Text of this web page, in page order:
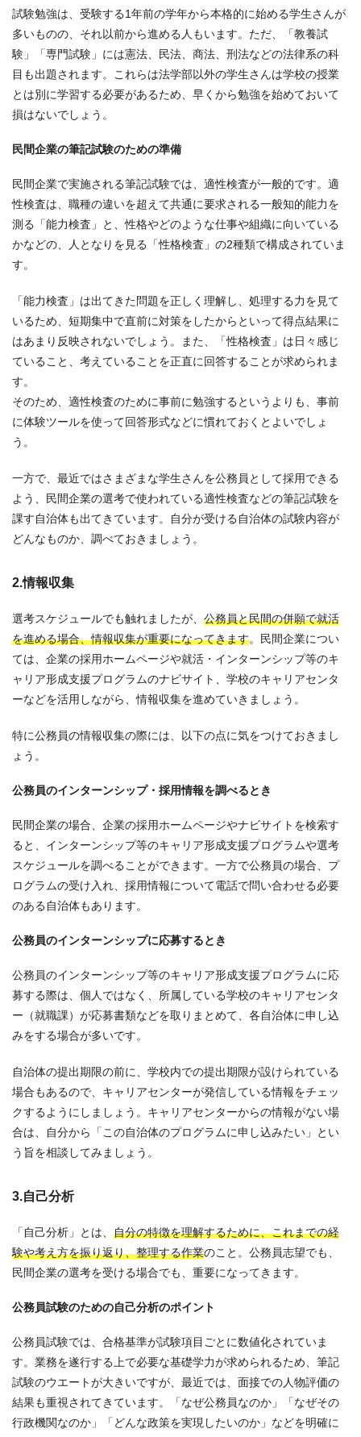
試験勉強は、受験する1年前の学年から本格的に始める学生さんが
多いものの、それ以前から進める人もいます。ただ、「教養試
験」「専門試験」には憲法、民法、商法、刑法などの法律系の科
目も出題されます。これらは法学部以外の学生さんは学校の授業
とは別に学習する必要があるため、早くから勉強を始めておいて
損はないでしょう。
民間企業の筆記試験のための準備
民間企業で実施される筆記試験では、適性検査が一般的です。適
性検査は、職種の違いを超えて共通に要求される一般知的能力を
測る「能力検査」と、性格やどのような仕事や組織に向いている
かなどの、人となりを見る「性格検査」の2種類で構成されていま
す。
「能力検査」は出てきた問題を正しく理解し、処理する力を見て
いるため、短期集中で直前に対策をしたからといって得点結果に
はあまり反映されないでしょう。また、「性格検査」は日々感じ
ていること、考えていることを正直に回答することが求められま
す。
そのため、適性検査のために事前に勉強するというよりも、事前
に体験ツールを使って回答形式などに慣れておくとよいでしょ
う。
一方で、最近ではさまざまな学生さんを公務員として採用できる
よう、民間企業の選考で使われている適性検査などの筆記試験を
課す自治体も出てきています。自分が受ける自治体の試験内容が
どんなものか、調べておきましょう。
2.情報収集
選考スケジュールでも触れましたが、 公務員と民間の併願で就活
を進める場合、情報収集が重要になってきます。民間企業につい
ては、企業の採用ホームページや就活・インターンシップ等のキ
ャリア形成支援プログラムのナビサイト、学校のキャリアセンタ
ーなどを活用しながら、情報収集を進めていきましょう。
特に公務員の情報収集の際には、以下の点に気をつけておきまし
ょう。
公務員のインターンシップ・採用情報を調べるとき
民間企業の場合、企業の採用ホームページやナビサイトを検索す
ると、インターンシップ等のキャリア形成支援プログラムや選考
スケジュールを調べることができます。一方で公務員の場合、プ
ログラムの受け入れ、採用情報について電話で問い合わせる必要
のある自治体もあります。
公務員のインターンシップに応募するとき
公務員のインターンシップ等のキャリア形成支援プログラムに応
募する際は、個人ではなく、所属している学校のキャリアセンタ
ー（就職課）が応募書類などを取りまとめて、各自治体に申し込
みをする場合が多いです。
自治体の提出期限の前に、学校内での提出期限が設けられている
場合もあるので、キャリアセンターが発信している情報をチェッ
クするようにしましょう。キャリアセンターからの情報がない場
合は、自分から「この自治体のプログラムに申し込みたい」とい
う旨を相談してみましょう。
3.自己分析
「自己分析」とは、 自分の特徴を理解するために、これまでの経
験や考え方を振り返り、整理する作業のこと。公務員志望でも、
民間企業の選考を受ける場合でも、重要になってきます。
公務員試験のための自己分析のポイント
公務員試験では、合格基準が試験項目ごとに数値化されていま
す。業務を遂行する上で必要な基礎学力が求められるため、筆記
試験のウエートが大きいですが、最近では、面接での人物評価の
結果も重視されてきています。「なぜ公務員なのか」「なぜその
行政機関なのか」「どんな政策を実現したいのか」などを明確に